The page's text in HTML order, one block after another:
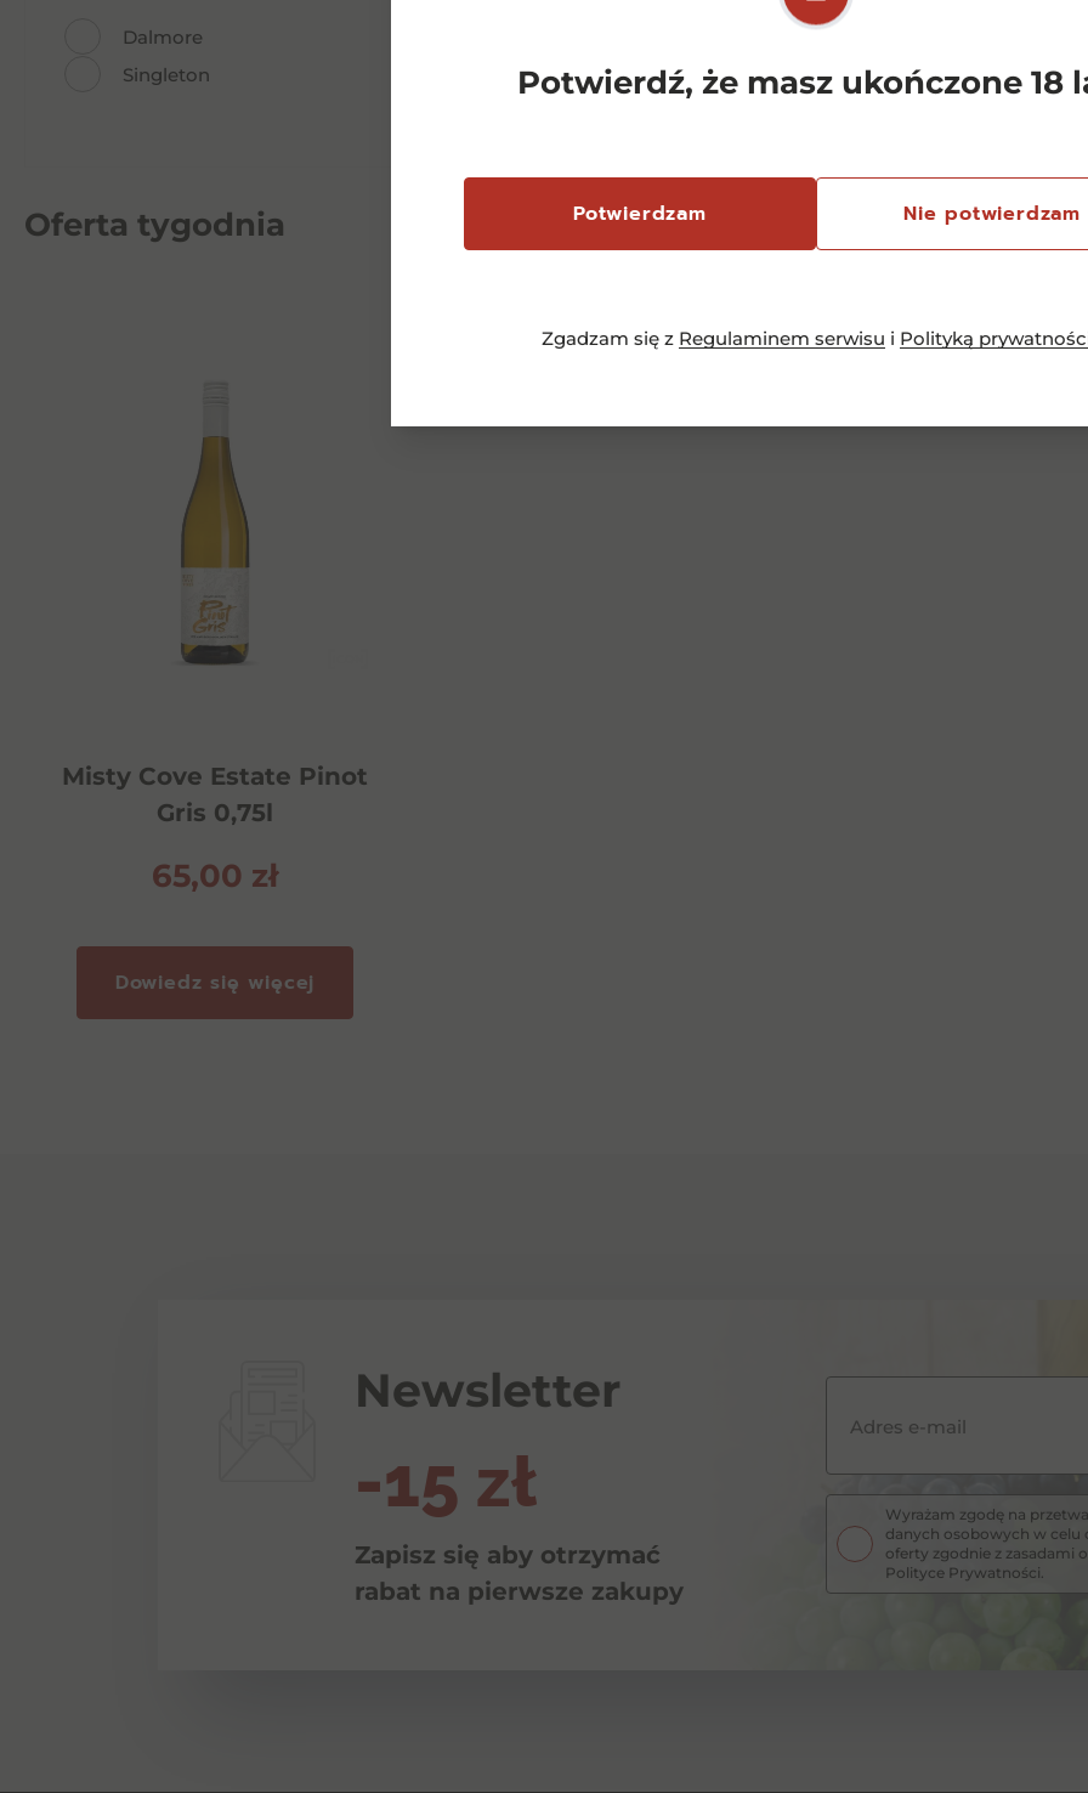
Potwierdź, że masz ukończone 18
Potwierdzam Nie potwierdzam
Zgadzam się z Regulaminem serwisu i Polityką
Dalmore
Singleton
Oferta tygodnia
Misty Cove Estate Pinot
Gris 0,75l
65,00 zł
Dowiedz się więcej
50,00
Dowiedz się więcej
Newsletter
-15 zł
Zapisz się aby otrzymać
rabat na pierwsze zakupy
Adres e-mail
Wyrażam zgodę na
danych osobowych w celu
oferty zgodnie z zasadami
Polityce Prywatności.